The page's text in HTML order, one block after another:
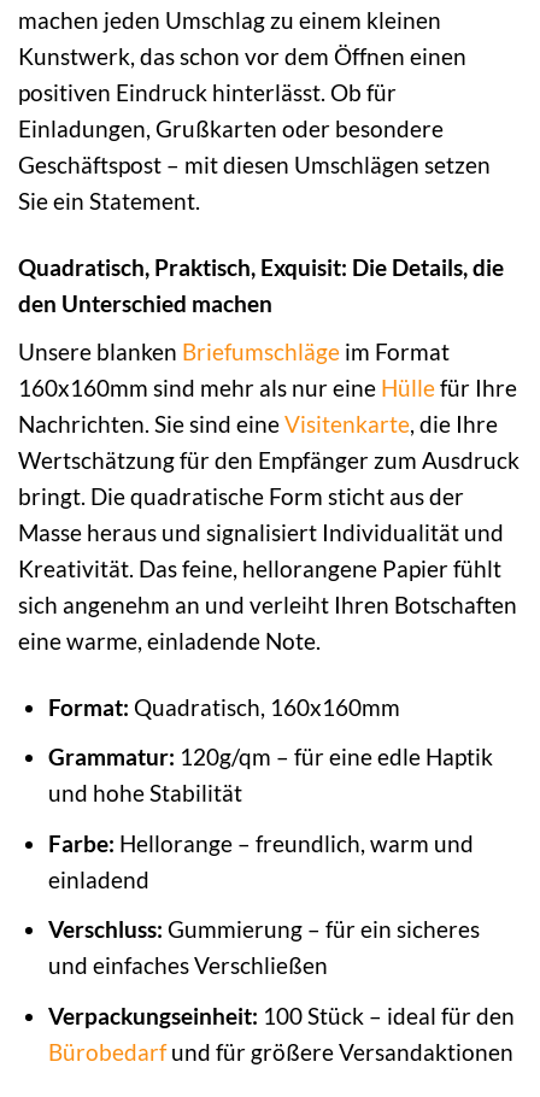
machen jeden Umschlag zu einem kleinen
Kunstwerk, das schon vor dem Öffnen einen
positiven Eindruck hinterlässt. Ob für
Einladungen, Grußkarten oder besondere
Geschäftspost – mit diesen Umschlägen setzen
Sie ein Statement.
Quadratisch, Praktisch, Exquisit: Die Details, die
den Unterschied machen
Unsere blanken Briefumschläge im Format
160x160mm sind mehr als nur eine Hüllefür Ihre
Nachrichten. Sie sind eineVisitenkarte , die Ihre
Wertschätzung für den Empfänger zum Ausdruck
bringt. Die quadratische Form sticht aus der
Masse heraus und signalisiert Individualität und
Kreativität. Das feine, hellorangene Papier fühlt
sich angenehm an und verleiht Ihren Botschaften
eine warme, einladende Note.
Format: Quadratisch, 160x160mm
Grammatur: 120g/qm – für eine edle Haptik
und hohe Stabilität
Farbe: Hellorange – freundlich, warm und
einladend
Verschluss: Gummierung – für ein sicheres
und einfaches Verschließen
Verpackungseinheit: 100 Stück – ideal für den
Bürobedarfund für größere Versandaktionen